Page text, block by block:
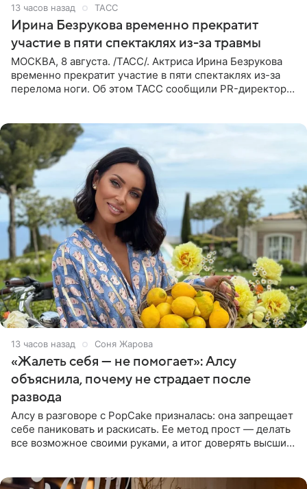
13 часов назад ТАСС
Ирина Безрукова временно прекратит
участие в пяти спектаклях из-за травмы
МОСКВА, 8 августа. /ТАСС/. Актриса Ирина Безрукова
временно прекратит участие в пяти спектаклях из-за
перелома ноги. Об этом ТАСС сообщили PR-директор
13 часов назад Соня Жарова
«Жалеть себя — не помогает»: Алсу
объяснила, почему не страдает после
развода
Алсу в разговоре с PopCake призналась: она запрещает
себе паниковать и раскисать. Ее метод прост — делать
все возможное своими руками, а итог доверять высшим